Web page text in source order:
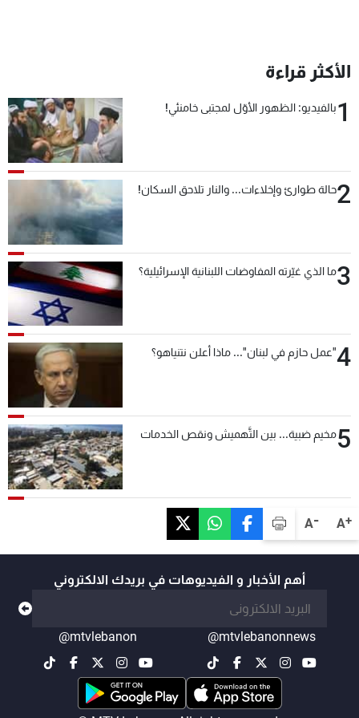
A+
A-
الأكثر قراءة
1بالفيديو: الظهور الأوّل لمجتبى خامنئي!
2حالة طوارئ وإخلاءات... والنار تلاحق السكان!
3ما الذي غيّرته المفاوضات اللبنانية الإسرائيلية؟
4"عمل حازم في لبنان"... ماذا أعلن نتنياهو؟
5مخيم ضبية... بين التَّهميش ونقص الخدمات
أهم الأخبار و الفيديوهات في بريدك الالكتروني
@mtvlebanonnews
@mtvlebanon